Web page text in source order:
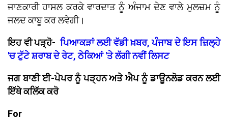
ਜਾਣਕਾਰੀ ਹਾਸਲ ਕਰਕੇ ਵਾਰਦਾਤ ਨੂੰ ਅੰਜਾਮ ਦੇਣ ਵਾਲੇ ਮੁਲਜ਼ਮ ਨੂੰ
ਜਲਦ ਕਾਬੂ ਕਰ ਲਵੇਗੀ।
ਇਹ ਵੀ ਪੜ੍ਹੋ-ਪਿਆਕੜਾਂ ਲਈ ਵੱਡੀ ਖ਼ਬਰ, ਪੰਜਾਬ ਦੇ ਇਸ ਜ਼ਿਲ੍ਹੇ
'ਚ ਟੁੱਟੇ ਸ਼ਰਾਬ ਦੇ ਰੇਟ, ਠੇਕਿਆਂ 'ਤੇ ਲੱਗੀ ਨਵੀਂ ਲਿਸਟ
ਜਗ ਬਾਣੀ ਈ-ਪੇਪਰ ਨੂੰ ਪੜ੍ਹਨ ਅਤੇ ਐਪ ਨੂੰ ਡਾਊਨਲੋਡ ਕਰਨ ਲਈ
ਇੱਥੇ ਕਲਿੱਕ ਕਰੋ
For